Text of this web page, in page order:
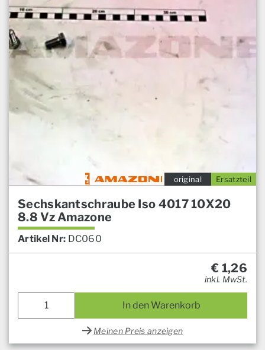
Ersatzteil
original
Sechskantschraube Iso 4017 10X20
8.8 Vz Amazone
Artikel Nr: DC060
€ 1,26
inkl. MwSt.
In den Warenkorb
Meinen Preis anzeigen